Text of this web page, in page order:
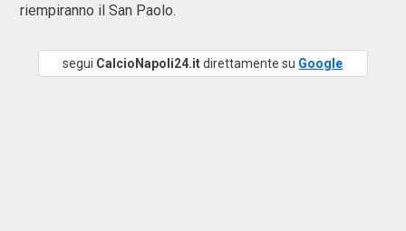
riempiranno il San Paolo.
segui CalcioNapoli24.itdirettamente su Google